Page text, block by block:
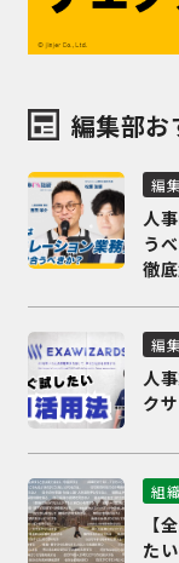
編集部お
編
人
う
徹
編
人
ク
組
【
た